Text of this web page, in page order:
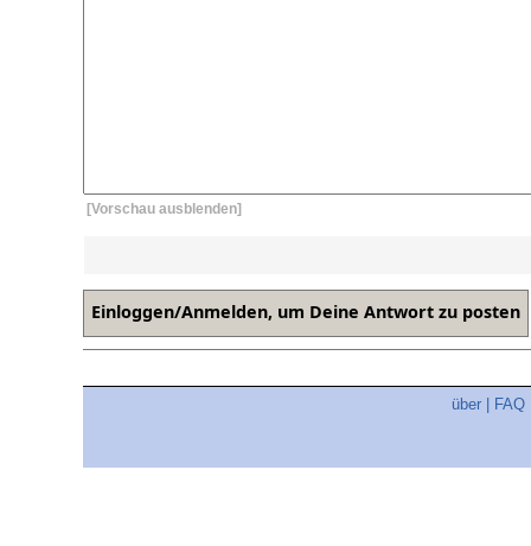
[Vorschau ausblenden]
über FAQ